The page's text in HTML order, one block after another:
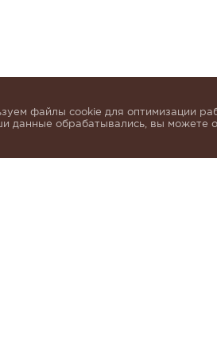
файлы cookie для оптимизации
данные обрабатывались, вы можете